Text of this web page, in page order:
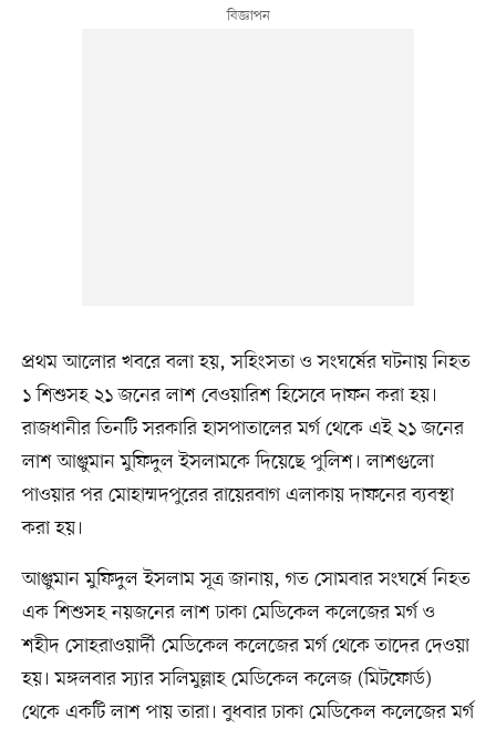
প্রথম আলোর খবরে বলা হয়, সহিংসতা ও সংঘর্ষের ঘটনায় নিহত
১ শিশুসহ ২১ জনের লাশ বেওয়ারিশ হিসেবে দাফন করা হয়।
রাজধানীর তিনটি সরকারি হাসপাতালের মর্গ থেকে এই ২১ জনের
লাশ আঞ্জুমান মুফিদুল ইসলামকে দিয়েছে পুলিশ। লাশগুলো
পাওয়ার পর মোহাম্মদপুরের রায়েরবাগ এলাকায় দাফনের ব্যবস্থা
করা হয়।
আঞ্জুমান মুফিদুল ইসলাম সূত্র জানায়, গত সোমবার সংঘর্ষে নিহত
এক শিশুসহ নয়জনের লাশ ঢাকা মেডিকেল কলেজের মর্গ ও
শহীদ সোহরাওয়ার্দী মেডিকেল কলেজের মর্গ থেকে তাদের দেওয়া
হয়। মঙ্গলবার স্যার সলিমুল্লাহ মেডিকেল কলেজ (মিটফোর্ড)
থেকে একটি লাশ পায় তারা। বুধবার ঢাকা মেডিকেল কলেজের মর্গ